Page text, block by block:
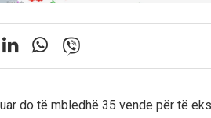
do të mbledhë 35 vende për të